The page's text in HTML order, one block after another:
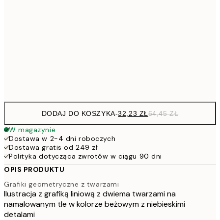
DODAJ DO KOSZYKA-32,23 ZŁ 64,45 ZŁ
W magazynie
Dostawa w 2-4 dni roboczych
Dostawa gratis od 249 zł
Polityka dotycząca zwrotów w ciągu 90 dni
OPIS PRODUKTU
Grafiki geometryczne z twarzami
Ilustracja z grafiką liniową z dwiema twarzami na
namalowanym tle w kolorze beżowym z niebieskimi
detalami